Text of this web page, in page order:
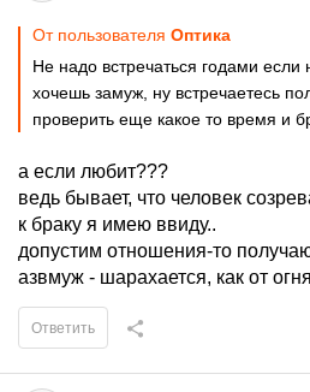
От пользователя Оптика
Не надо встречаться годами если
хочешь замуж, ну встречаетесь
проверить еще какое то время и
а если любит???
ведь бывает, что человек
к браку я имею ввиду..
допустим отношения-то
азвмуж - шарахается, как от
Ответить